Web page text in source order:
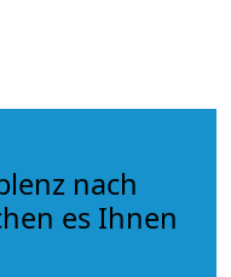
nach
es Ihnen